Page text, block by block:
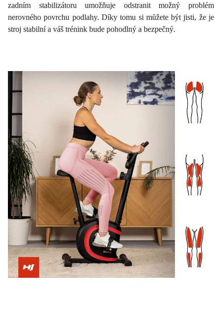
zadním stabilizátoru umožňuje odstranit možný problém
nerovného povrchu podlahy. Díky tomu si můžete být jisti, že je
stroj stabilní a váš trénink bude pohodlný a bezpečný.